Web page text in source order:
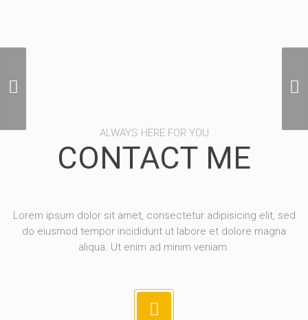
ALWAYS HERE FOR YOU
CONTACT ME
Lorem ipsum dolor sit amet, consectetur adipisicing elit, sed
do eiusmod tempor incididunt ut labore et dolore magna
aliqua. Ut enim ad minim veniam.